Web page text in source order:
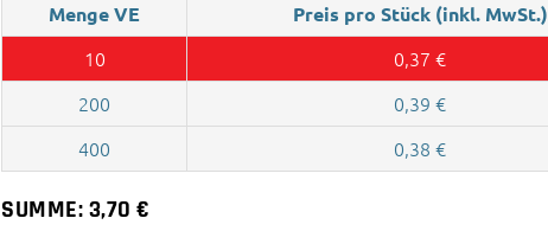
Menge VE Preis pro Stück (inkl. MwSt.)
10 0,37 €
200
0,39 €
400
0,38 €
SUMME:3,70 €